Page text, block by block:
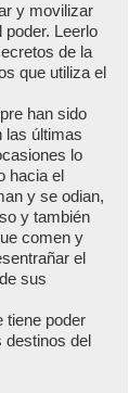
y movilizar
Leerlo
de la
que utiliza el
han sido
las últimas
lo
hacia el
y se odian,
y también
comen y
el
sus
tiene poder
destinos del